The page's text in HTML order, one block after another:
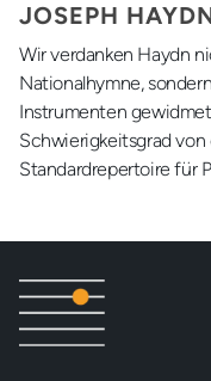
JOSEPH
Wir verdanken Haydn
Nationalhymne,
Instrumenten
Schwierigkeitsgrad
Standardrepertoire für